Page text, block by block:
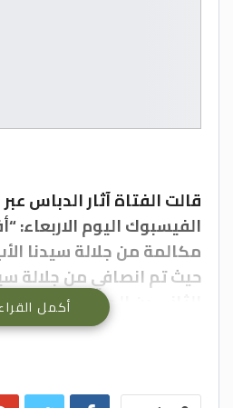
قالت الفتاة آثار الدباس
الفيسبوك اليوم الاربعاء:
مكالمة من جلالة سيدنا
حيث تم انصافي من جلالة
الثاني بن الحسين، وقال لي
المعنوية عالية وانت أخت لي
“أنا حاب أطمن عليكي أخت
أكمل